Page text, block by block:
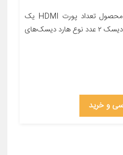
معرفی محصول جزئیات محصول تعداد پورت HDMI یک
عدد تعداد درگاه‌های هارد دیسک ۲ عدد نوع هارد دیسک‌های
و خرید